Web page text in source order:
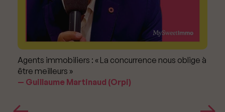
Agents immobiliers : « La concurrence nous oblige à
être meilleurs »
Guillaume Martinaud (Orpi)